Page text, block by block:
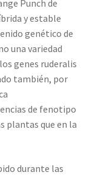
Punch de
y estable
genético de
una variedad
genes ruderalis
también, por
de fenotipo
plantas que en la
durante las